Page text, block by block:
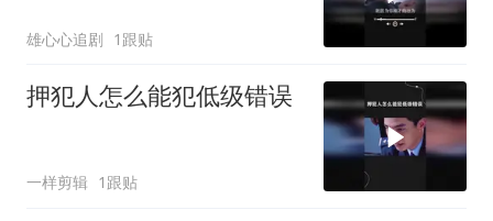
雄心心追剧 1跟贴
押犯人怎么能犯低级错误
一样剪辑 1跟贴